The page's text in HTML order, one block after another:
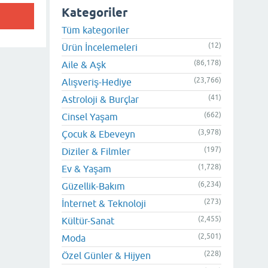
Kategoriler
Tüm kategoriler
Ürün İncelemeleri
(12)
Aile & Aşk (86,178)
Alışveriş-Hediye (23,766)
Astroloji & Burçlar (41)
Cinsel Yaşam (662)
Çocuk & Ebeveyn (3,978)
Diziler & Filmler (197)
Ev & Yaşam (1,728)
Güzellik-Bakım (6,234)
İnternet & Teknoloji (273)
Kültür-Sanat (2,455)
Moda (2,501)
Özel Günler & Hijyen (228)